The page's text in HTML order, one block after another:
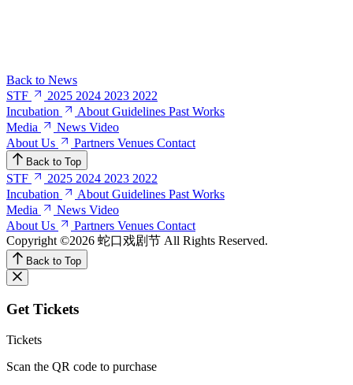
Back to News
STF
2025 2024 2023 2022
Incubation
About Guidelines Past Works
Media
News Video
About Us
Partners Venues Contact
Back to Top
STF 2025 2024 2023 2022
Incubation
About Guidelines Past Works
Media
News Video
About Us
Partners Venues Contact
Copyright ©2026 蛇口戏剧节 All Rights Reserved.
Back to Top
Get Tickets
Tickets
Scan the QR code to purchase